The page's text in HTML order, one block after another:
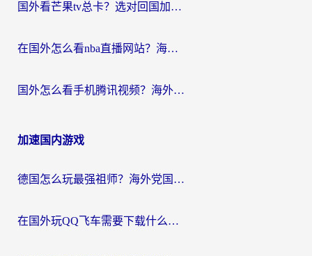
国外看芒果tv总卡？选对回国加速器，轻松追《浪姐》不费劲
在国外怎么看nba直播网站？海外党专属体育观赛指南，告别地区限制！
国外怎么看手机腾讯视频？海外党亲测有效的追剧加速器选择指南
加速国内游戏
德国怎么玩最强祖师？海外党国服游戏加速器选择全攻略（附宝可梦Online实测）
在国外玩QQ飞车需要下载什么加速器呢？海外党亲测有效的国服游戏加速指南